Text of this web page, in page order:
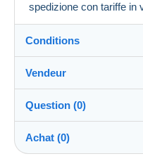
spedizione con tariffe in
Conditions
Destination :
Voir la liste des pays
Expédition :
Envoi après paiement
Vendeur
lake250
Question (0)
Achat (0)